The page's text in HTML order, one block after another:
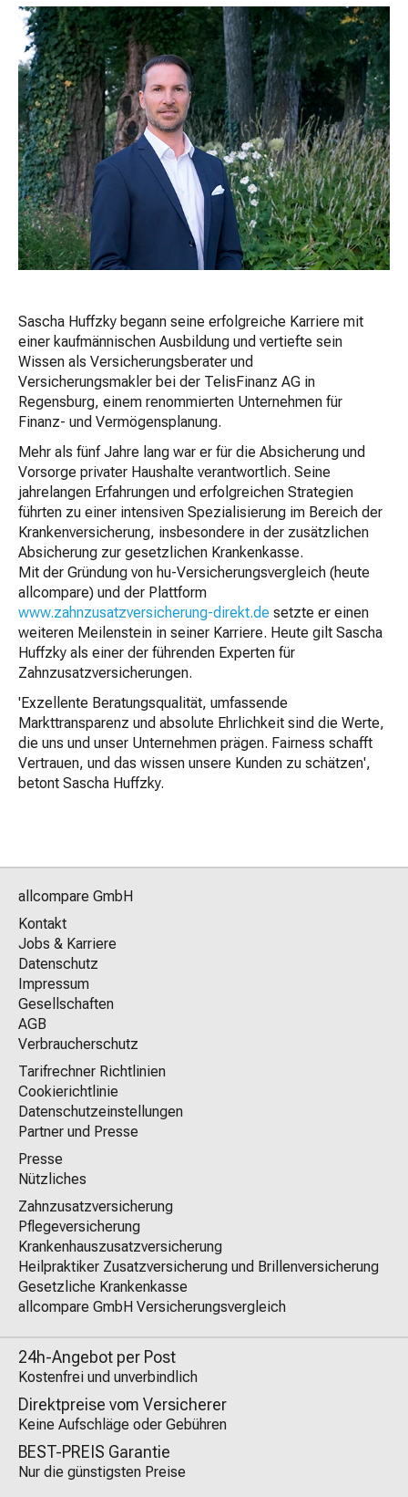
Sascha Huffzky begann seine erfolgreiche Karriere mit
einer kaufmännischen Ausbildung und vertiefte sein
Wissen als Versicherungsberater und
Versicherungsmakler bei der TelisFinanz AG in
Regensburg, einem renommierten Unternehmen für
Finanz- und Vermögensplanung.
Mehr als fünf Jahre lang war er für die Absicherung und
Vorsorge privater Haushalte verantwortlich. Seine
jahrelangen Erfahrungen und erfolgreichen Strategien
führten zu einer intensiven Spezialisierung im Bereich der
Krankenversicherung, insbesondere in der zusätzlichen
Absicherung zur gesetzlichen Krankenkasse.
Mit der Gründung von hu-Versicherungsvergleich (heute
allcompare) und der Plattform
www.zahnzusatzversicherung-direkt.de setzte er einen
weiteren Meilenstein in seiner Karriere. Heute gilt Sascha
Huffzky als einer der führenden Experten für
Zahnzusatzversicherungen.
'Exzellente Beratungsqualität, umfassende
Markttransparenz und absolute Ehrlichkeit sind die Werte,
die uns und unser Unternehmen prägen. Fairness schafft
Vertrauen, und das wissen unsere Kunden zu schätzen',
betont Sascha Huffzky.
allcompare GmbH
Kontakt
Jobs & Karriere
Datenschutz
Impressum
Gesellschaften
AGB
Verbraucherschutz
Tarifrechner Richtlinien
Cookierichtlinie
Datenschutzeinstellungen
Partner und Presse
Presse
Nützliches
Zahnzusatzversicherung
Pflegeversicherung
Krankenhauszusatzversicherung
Heilpraktiker Zusatzversicherung und Brillenversicherung
Gesetzliche Krankenkasse
allcompare GmbH Versicherungsvergleich
24h-Angebot per Post
Kostenfrei und unverbindlich
Direktpreise vom Versicherer
Keine Aufschläge oder Gebühren
BEST-PREIS Garantie
Nur die günstigsten Preise